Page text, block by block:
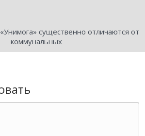
существенно отличаются от
коммунальных